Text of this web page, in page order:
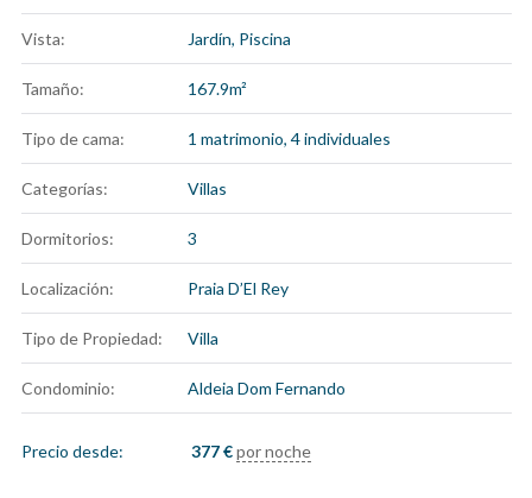
Vista: Jardín, Piscina
Tamaño: 167.9m²
Tipo de cama: 1 matrimonio, 4 individuales
Categorías: Villas
Dormitorios: 3
Localización: Praia D’El Rey
Tipo de Propiedad: Villa
Condominio: Aldeia Dom Fernando
Precio desde: 377€ por noche